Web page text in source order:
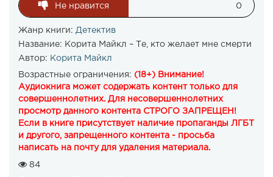
Не нравится 0
Жанр книги: Детектив
Название: Корита Майкл – Те, кто желает мне смерти
Автор: Корита Майкл
Возрастные ограничения: (18+) Внимание!
Аудиокнига может содержать контент только для
совершеннолетних. Для несовершеннолетних
просмотр данного контента СТРОГО ЗАПРЕЩЕН!
Если в книге присутствует наличие пропаганды ЛГБТ
и другого, запрещенного контента - просьба
написать на почту для удаления материала.
84